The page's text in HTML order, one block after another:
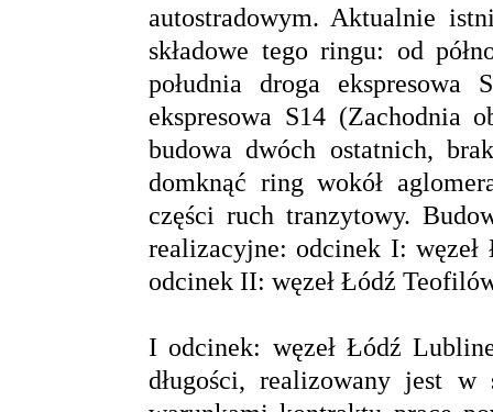
autostradowym. Aktualnie
składowe tego ringu: od
południa droga ekspresowa
ekspresowa S14
budowa dwóch ostatnich,
domknąć ring wokół
części ruch tranzytowy.
realizacyjne: odcinek I:
odcinek II: węzeł Łódź
I odcinek: węzeł Łódź
długości, realizowany jest